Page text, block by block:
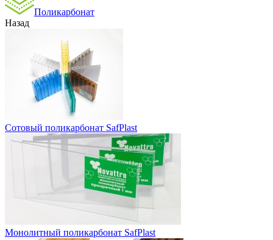
Поликарбонат
Назад
Сотовый поликарбонат SafPlast
Монолитный поликарбонат SafPlast